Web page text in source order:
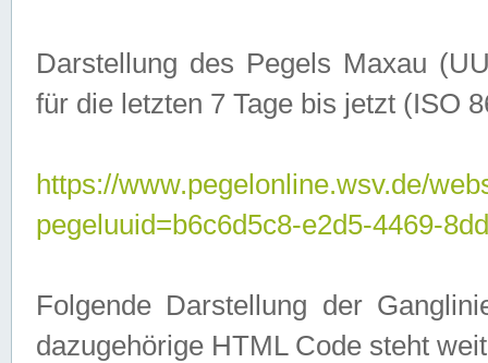
Darstellung des Pegels Maxau
für die letzten 7 Tage bis jetzt (ISO
https://www.pegelonline.wsv.de/
pegeluuid=b6c6d5c8-e2d5-4469-
Folgende Darstellung der
dazugehörige HTML Code steht